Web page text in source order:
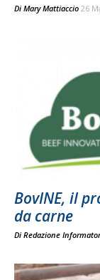
Di Mary Mattiaccio 26
BovINE, il
da carne
Di Redazione